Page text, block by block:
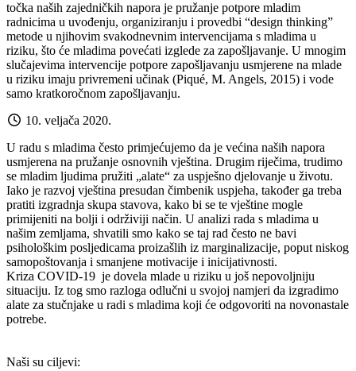
točka naših zajedničkih napora je pružanje potpore mladim
radnicima u uvođenju, organiziranju i provedbi “design thinking”
metode u njihovim svakodnevnim intervencijama s mladima u
riziku, što će mladima povećati izglede za zapošljavanje. U mnogim
slučajevima intervencije potpore zapošljavanju usmjerene na mlade
u riziku imaju privremeni učinak (Piqué, M. Angels, 2015) i vode
samo kratkoročnom zapošljavanju.
10. veljača 2020.
U radu s mladima često primjećujemo da je većina naših napora
usmjerena na pružanje osnovnih vještina. Drugim riječima, trudimo
se mladim ljudima pružiti „alate“ za uspješno djelovanje u životu.
Iako je razvoj vještina presudan čimbenik uspjeha, također ga treba
pratiti izgradnja skupa stavova, kako bi se te vještine mogle
primijeniti na bolji i održiviji način. U analizi rada s mladima u
našim zemljama, shvatili smo kako se taj rad često ne bavi
psihološkim posljedicama proizašlih iz marginalizacije, poput niskog
samopoštovanja i smanjene motivacije i inicijativnosti.
Kriza COVID-19 je dovela mlade u riziku u još nepovoljniju
situaciju. Iz tog smo razloga odlučni u svojoj namjeri da izgradimo
alate za stučnjake u radi s mladima koji će odgovoriti na novonastale
potrebe.
Naši su ciljevi: